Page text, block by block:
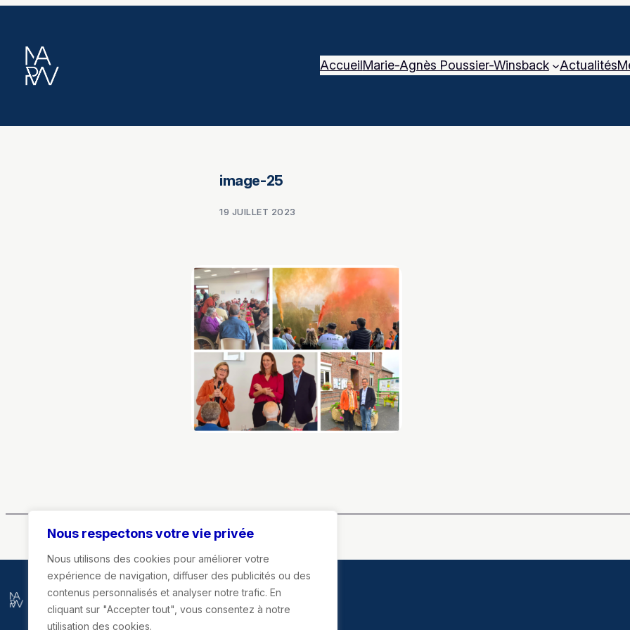
Nous respectons votre vie privée
Nous utilisons des cookies pour améliorer votre
expérience de navigation, diffuser des publicités ou des
contenus personnalisés et analyser notre trafic. En
cliquant sur "Accepter tout", vous consentez à notre
utilisation des cookies.
contenu
AccueilMarie-Agnès Poussier-Winsback Actualités
image-25
19 JUILLET 2023
Marie-Agnès Poussier-Winsback